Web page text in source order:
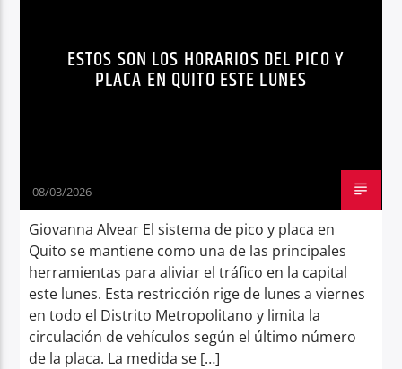
ESTOS SON LOS HORARIOS DEL PICO Y
PLACA EN QUITO ESTE LUNES
08/03/2026
Giovanna Alvear El sistema de pico y placa en
Quito se mantiene como una de las principales
herramientas para aliviar el tráfico en la capital
este lunes. Esta restricción rige de lunes a viernes
en todo el Distrito Metropolitano y limita la
circulación de vehículos según el último número
de la placa. La medida se […]